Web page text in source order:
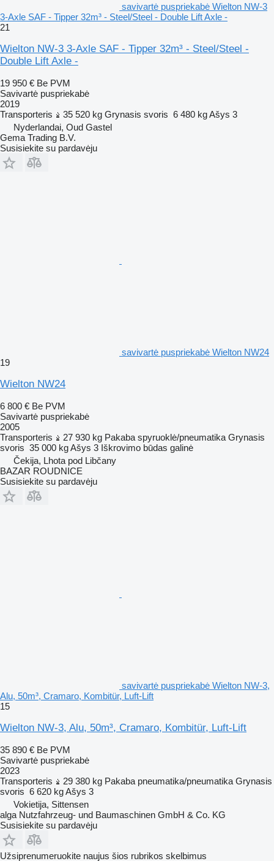
savivartė puspriekabė Wielton NW-3
3-Axle SAF - Tipper 32m³ - Steel/Steel - Double Lift Axle -
21
Wielton NW-3 3-Axle SAF - Tipper 32m³ - Steel/Steel -
Double Lift Axle -
19 950 € Be PVM
Savivartė puspriekabė
2019
Transporteris
35 520 kg Grynasis svoris 6 480 kgAšys 3
Nyderlandai, Oud Gastel
Gema Trading B.V.
Susisiekite su pardavėju
savivartė puspriekabė Wielton NW24
19
Wielton NW24
6 800 € Be PVM
Savivartė puspriekabė
2005
Transporteris
27 930 kg Pakaba spyruoklė/pneumatika Grynasis
svoris 35 000 kgAšys 3 Iškrovimo būdas galinė
Čekija, Lhota pod Libčany
BAZAR ROUDNICE
Susisiekite su pardavėju
savivartė puspriekabė Wielton NW-3,
Alu, 50m³, Cramaro, Kombitür, Luft-Lift
15
Wielton NW-3, Alu, 50m³, Cramaro, Kombitür, Luft-Lift
35 890 € Be PVM
Savivartė puspriekabė
2023
Transporteris
29 380 kg Pakaba pneumatika/pneumatika Grynasis
svoris 6 620 kgAšys 3
Vokietija, Sittensen
alga Nutzfahrzeug- und Baumaschinen GmbH & Co. KG
Susisiekite su pardavėju
Užsiprenumeruokite naujus šios rubrikos skelbimus